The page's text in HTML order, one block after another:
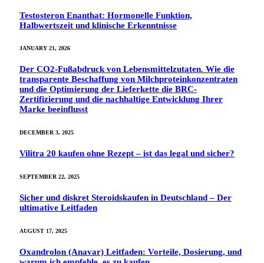
Testosteron Enanthat: Hormonelle Funktion,
Halbwertszeit und klinische Erkenntnisse
JANUARY 21, 2026
Der CO2-Fußabdruck von Lebensmittelzutaten. Wie die
transparente Beschaffung von Milchproteinkonzentraten
und die Optimierung der Lieferkette die BRC-
Zertifizierung und die nachhaltige Entwicklung Ihrer
Marke beeinflusst
DECEMBER 3, 2025
Vilitra 20 kaufen ohne Rezept – ist das legal und sicher?
SEPTEMBER 22, 2025
Sicher und diskret Steroidskaufen in Deutschland – Der
ultimative Leitfaden
AUGUST 17, 2025
Oxandrolon (Anavar) Leitfaden: Vorteile, Dosierung, und